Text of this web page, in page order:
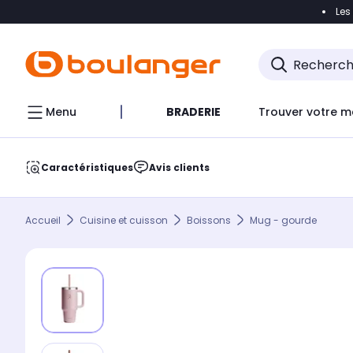
Accéder
Menu BRADERIE Trouver votre
Caractéristiques Avis clients
Accueil Cuisine et cuisson Boissons Mug - gourde